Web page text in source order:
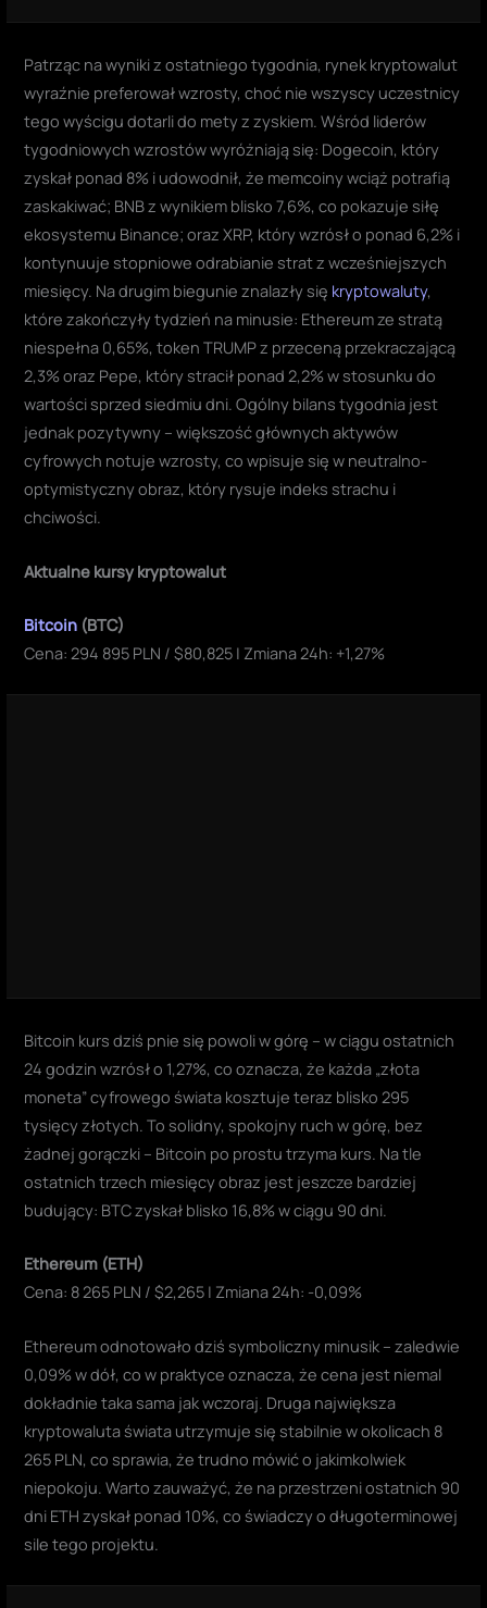
Patrząc na wyniki z ostatniego tygodnia, rynek kryptowalut
wyraźnie preferował wzrosty, choć nie wszyscy uczestnicy
tego wyścigu dotarli do mety z zyskiem. Wśród liderów
tygodniowych wzrostów wyróżniają się: Dogecoin, który
zyskał ponad 8% i udowodnił, że memcoiny wciąż potrafią
zaskakiwać; BNB z wynikiem blisko 7,6%, co pokazuje siłę
ekosystemu Binance; oraz XRP, który wzrósł o ponad 6,2% i
kontynuuje stopniowe odrabianie strat z wcześniejszych
miesięcy. Na drugim biegunie znalazły się kryptowaluty,
które zakończyły tydzień na minusie: Ethereum ze stratą
niespełna 0,65%, token TRUMP z przeceną przekraczającą
2,3% oraz Pepe, który stracił ponad 2,2% w stosunku do
wartości sprzed siedmiu dni. Ogólny bilans tygodnia jest
jednak pozytywny – większość głównych aktywów
cyfrowych notuje wzrosty, co wpisuje się w neutralno-
optymistyczny obraz, który rysuje indeks strachu i
chciwości.
Aktualne kursy kryptowalut
Bitcoin (BTC)
Cena: 294 895 PLN / $80,825 | Zmiana 24h: +1,27%
Bitcoin kurs dziś pnie się powoli w górę – w ciągu ostatnich
24 godzin wzrósł o 1,27%, co oznacza, że każda „złota
moneta” cyfrowego świata kosztuje teraz blisko 295
tysięcy złotych. To solidny, spokojny ruch w górę, bez
żadnej gorączki – Bitcoin po prostu trzyma kurs. Na tle
ostatnich trzech miesięcy obraz jest jeszcze bardziej
budujący: BTC zyskał blisko 16,8% w ciągu 90 dni.
Ethereum (ETH)
Cena: 8 265 PLN / $2,265 | Zmiana 24h: -0,09%
Ethereum odnotowało dziś symboliczny minusik – zaledwie
0,09% w dół, co w praktyce oznacza, że cena jest niemal
dokładnie taka sama jak wczoraj. Druga największa
kryptowaluta świata utrzymuje się stabilnie w okolicach 8
265 PLN, co sprawia, że trudno mówić o jakimkolwiek
niepokoju. Warto zauważyć, że na przestrzeni ostatnich 90
dni ETH zyskał ponad 10%, co świadczy o długoterminowej
sile tego projektu.